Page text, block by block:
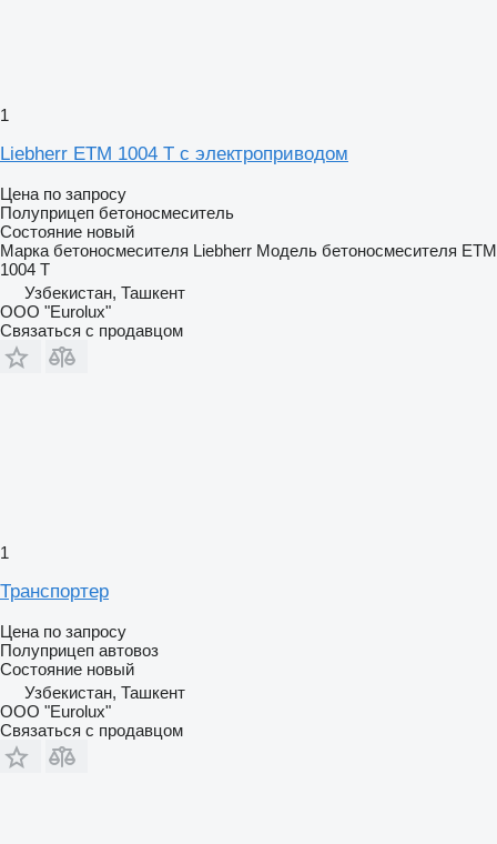
1
Liebherr ETM 1004 T с электроприводом
Цена по запросу
Полуприцеп бетоносмеситель
Состояние новый
Марка бетоносмесителя Liebherr Модель бетоносмесителя ETM
1004 T
Узбекистан, Ташкент
ООО "Eurolux"
Связаться с продавцом
1
Транспортер
Цена по запросу
Полуприцеп автовоз
Состояние новый
Узбекистан, Ташкент
ООО "Eurolux"
Связаться с продавцом